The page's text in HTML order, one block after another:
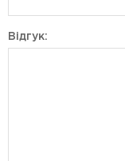
Відгук: